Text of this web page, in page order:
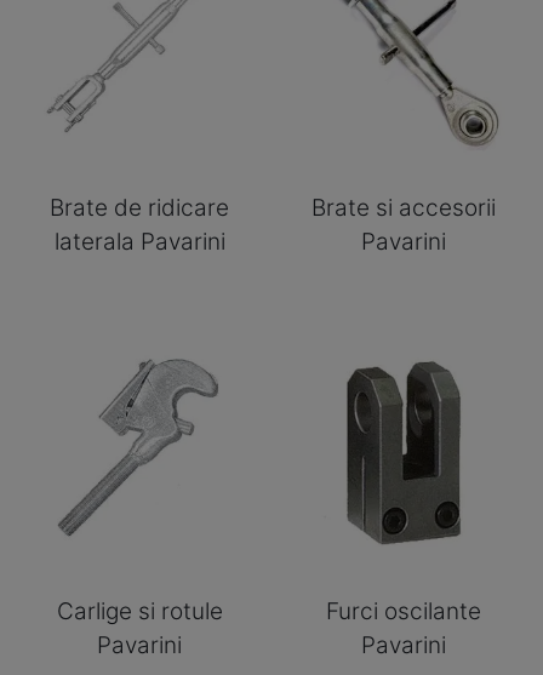
Brate de ridicare
laterala Pavarini
Brate si accesorii
Pavarini
Carlige si rotule
Pavarini
Furci oscilante
Pavarini